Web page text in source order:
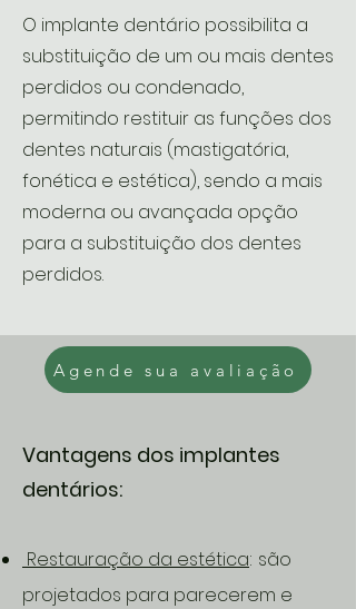
O implante dentário possibilita a
substituição de um ou mais dentes
perdidos ou condenado,
permitindo restituir as funções dos
dentes naturais (mastigatória,
fonética e estética), sendo a mais
moderna ou avançada opção
para a substituição dos dentes
perdidos.​
Agende sua avaliação
Vantagens dos implantes
dentários:
Restauração da estética: são
projetados para parecerem e